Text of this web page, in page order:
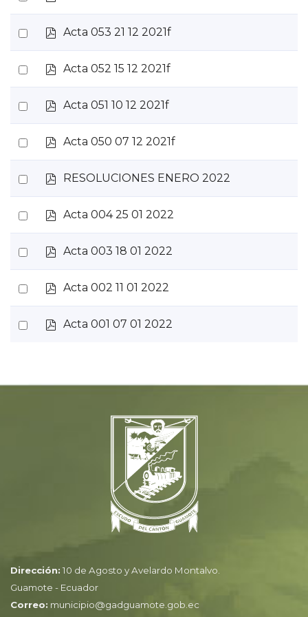
an
item
Select
an
item
p
Acta 053 21 12 2021f
Select
an
item
p
Acta 052 15 12 2021f
Select
an
item
p
Acta 051 10 12 2021f
Select
an
item
p
Acta 050 07 12 2021f
Select
an
item
pRESOLUCIONES ENERO 2022
Select
an
item
p
Acta 004 25 01 2022
Select
an
item
p
Acta 003 18 01 2022
Select
an
item
p
Acta 002 11 01 2022
Select
p
Acta 001 07 01 2022
Dirección: 10 de Agosto y Avelardo Montalvo.
Guamote - Ecuador
Correo: municipio@gadguamote.gob.ec